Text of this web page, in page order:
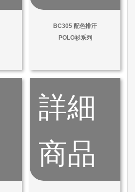
BC305 配色排汗
POLO衫系列
詳細
商品